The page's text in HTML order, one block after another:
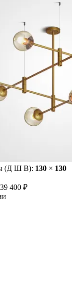
(Д Ш В): 130 × 130
39 400 ₽